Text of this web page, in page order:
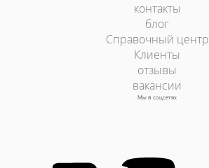
контакты
блог
Справочный центр
Клиенты
отзывы
вакансии
Мы в соцсетях